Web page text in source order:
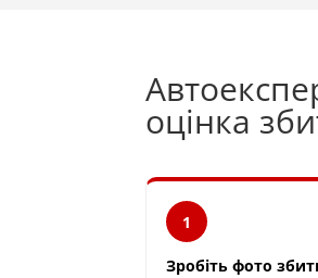
оцінка
1
Зробіть фото